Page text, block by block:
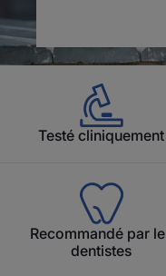
Testé cliniquement
Recommandé par
dentistes